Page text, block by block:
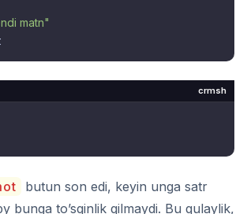
matn"
crmsh
butun son edi, keyin unga satr
bunga to’sqinlik qilmaydi. Bu qulaylik,